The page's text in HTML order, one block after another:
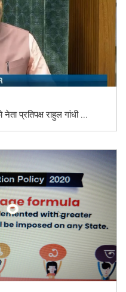
प्रतिपक्ष राहुल गांधी ...